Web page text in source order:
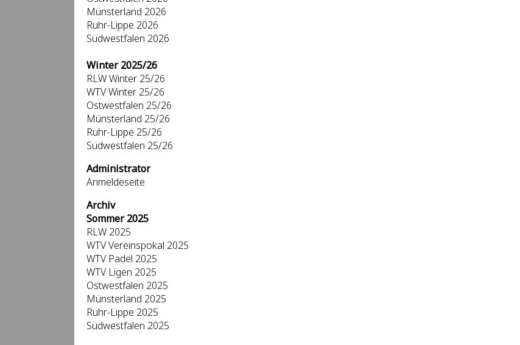
Münsterland 2026
Ruhr-Lippe 2026
Südwestfalen 2026
Winter 2025/26
RLW Winter 25/26
WTV Winter 25/26
Ostwestfalen 25/26
Münsterland 25/26
Ruhr-Lippe 25/26
Südwestfalen 25/26
Administrator
Anmeldeseite
Archiv
Sommer 2025
RLW 2025
WTV Vereinspokal 2025
WTV Padel 2025
WTV Ligen 2025
Ostwestfalen 2025
Münsterland 2025
Ruhr-Lippe 2025
Südwestfalen 2025